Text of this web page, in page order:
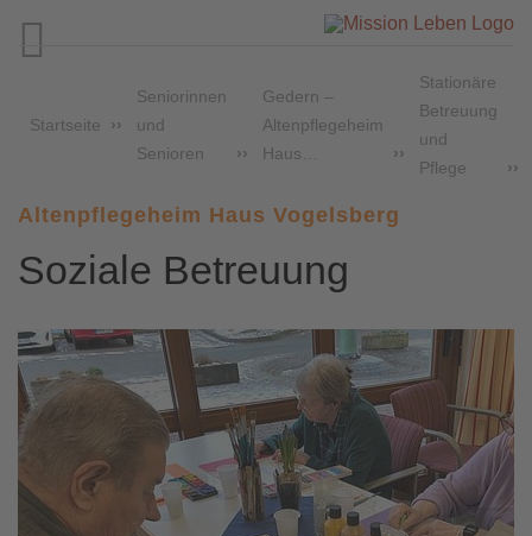

Startseite
Seniorinnen
und
Senioren
Gedern –
Altenpflegeheim
Haus…
Stationäre
Betreuung
und
Pflege
Altenpflegeheim Haus Vogelsberg
Soziale Betreuung